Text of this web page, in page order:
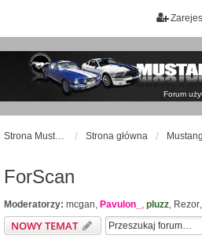
Forum
Strona Mustangklub.pl Strona główna Mustang
ForScan
Moderatorzy: mcgan, Pavulon_ , pluzz, Rezor,
NOWY TEMAT